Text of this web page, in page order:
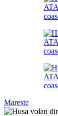
Mareste